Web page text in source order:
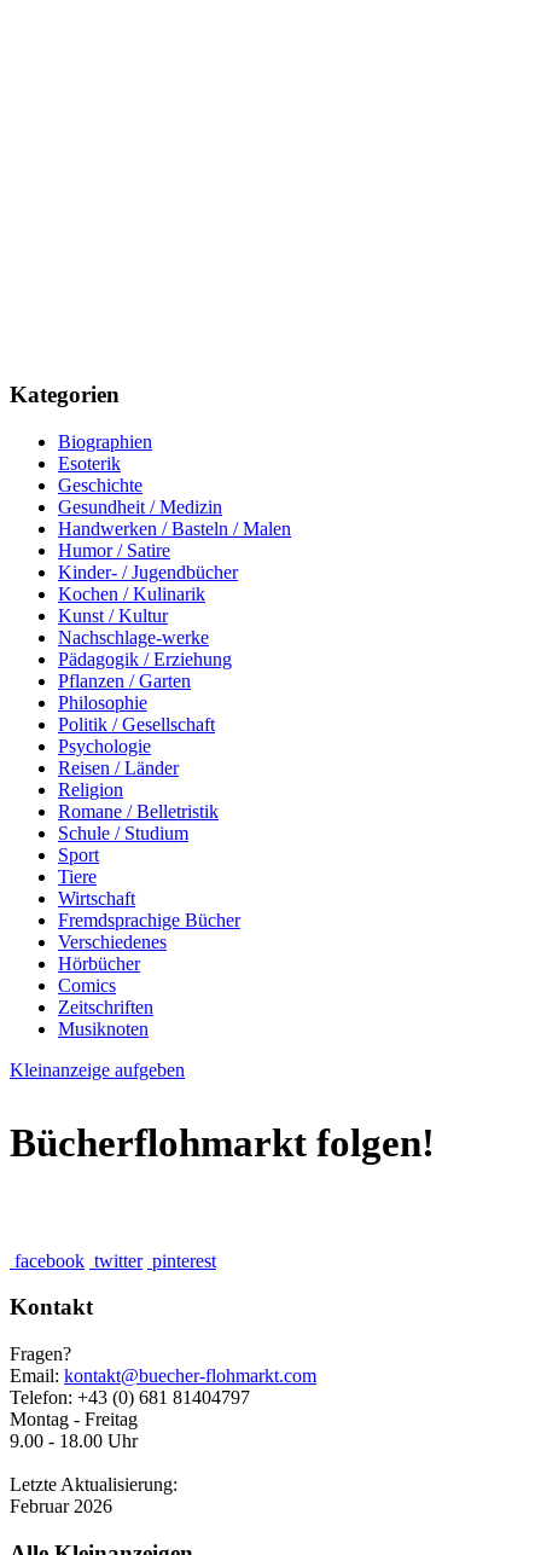
Kategorien
Biographien
Esoterik
Geschichte
Gesundheit / Medizin
Handwerken / Basteln / Malen
Humor / Satire
Kinder- / Jugendbücher
Kochen / Kulinarik
Kunst / Kultur
Nachschlage-werke
Pädagogik / Erziehung
Pflanzen / Garten
Philosophie
Politik / Gesellschaft
Psychologie
Reisen / Länder
Religion
Romane / Belletristik
Schule / Studium
Sport
Tiere
Wirtschaft
Fremdsprachige Bücher
Verschiedenes
Hörbücher
Comics
Zeitschriften
Musiknoten
Kleinanzeige aufgeben
Bücherflohmarkt folgen!
facebook twitter pinterest
Kontakt
Fragen?
Email: kontakt@buecher-flohmarkt.com
Telefon: +43 (0) 681 81404797
Montag - Freitag
9.00 - 18.00 Uhr
Letzte Aktualisierung:
Februar 2026